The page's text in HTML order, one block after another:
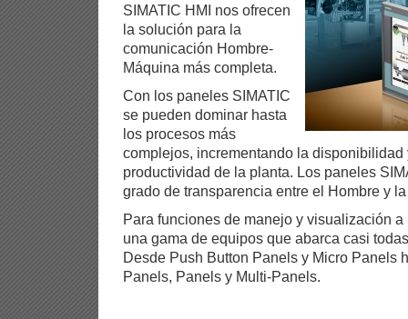
SIMATIC HMI nos ofrecen
la solución para la
comunicación Hombre-
Máquina más completa.
Con los paneles SIMATIC
se pueden dominar hasta
los procesos más
complejos, incrementando la disponibilidad
productividad de la planta. Los paneles
grado de transparencia entre el Hombre y
Para funciones de manejo y visualización
una gama de equipos que abarca casi
Desde Push Button Panels y Micro Panels
Panels, Panels y Multi-Panels.